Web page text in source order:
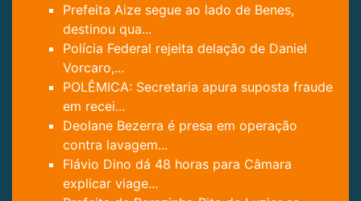
Prefeita Aize segue ao lado de Benes,
destinou qua...
Polícia Federal rejeita delação de Daniel
Vorcaro,...
POLÊMICA: Secretaria apura suposta fraude
em recei...
Deolane Bezerra é presa em operação
contra lavagem...
Flávio Dino dá 48 horas para Câmara
explicar viage...